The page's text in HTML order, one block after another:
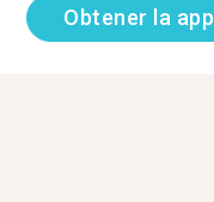
Obtener la app